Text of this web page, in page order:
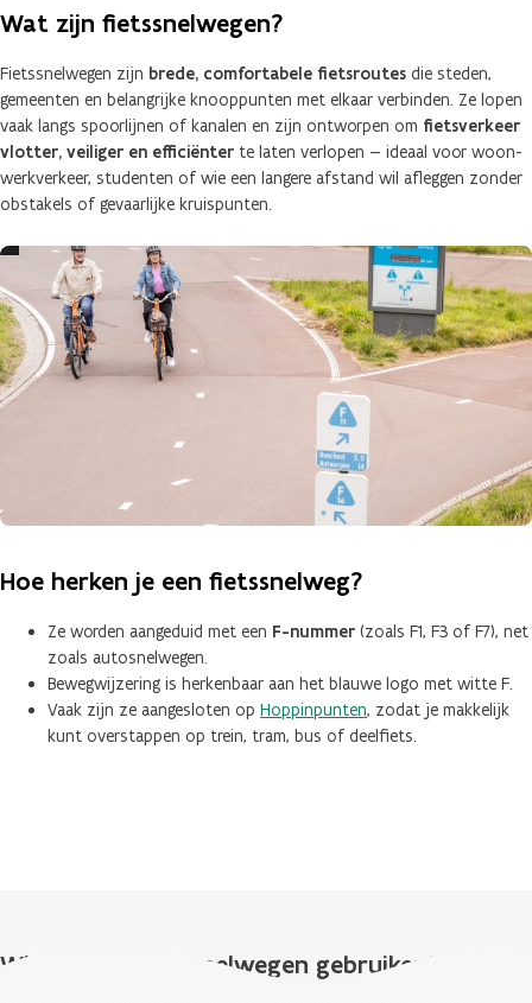
Wat zijn fietssnelwegen?
Fietssnelwegen zijn brede, comfortabele fietsroutes die steden,
gemeenten en belangrijke knooppunten met elkaar verbinden. Ze lopen
vaak langs spoorlijnen of kanalen en zijn ontworpen om fietsverkeer
vlotter, veiliger en efficiënter te laten verlopen — ideaal voor woon-
werkverkeer, studenten of wie een langere afstand wil afleggen zonder
obstakels of gevaarlijke kruispunten.
Hoe herken je een fietssnelweg?
Ze worden aangeduid met een F-nummer (zoals F1, F3 of F7), net
zoals autosnelwegen.
Bewegwijzering is herkenbaar aan het blauwe logo met witte F.
Vaak zijn ze aangesloten op Hoppinpunten, zodat je makkelijk
kunt overstappen op trein, tram, bus of deelfiets.
Wie mag de fietssnelwegen gebruiken?